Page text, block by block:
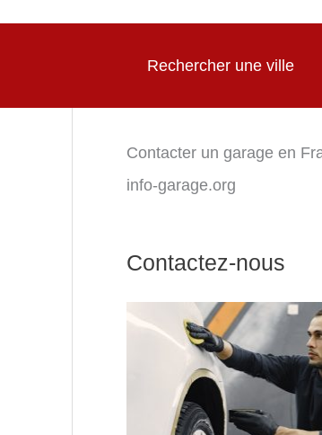
Rechercher une ville
Contacter un garage en
info-garage.org
Contactez-nous